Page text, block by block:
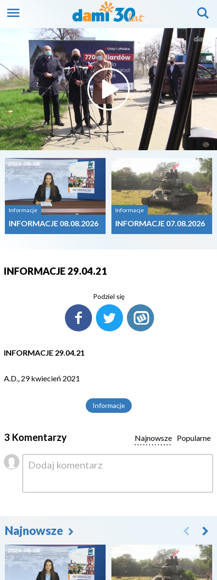
2026-08-08
Informacje
INFORMACJE 08.08.2026
Informacje
INFORMACJE 07.08.2026
INFORMACJE 29.04.21
Podziel się
INFORMACJE 29.04.21
A.D., 29 kwiecień 2021
Informacje
3 Komentarzy Popularne
Najnowsze
Najnowsze
2026-08-08